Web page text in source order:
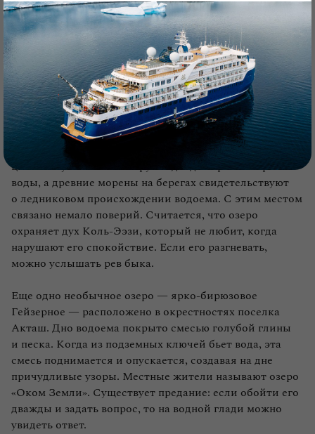
м. Чтобы дойти сюда, нужно преодолеть более 12 км
через каменистую местность сморенами
и ручьями.
Озеро вызывало у местных жителей,ойратов,
страх
и одновременно большой интерес. Коренные алтайцы
до сих пор неохотно идут к водоему, считая его
воротами в мир духов и местом обитания злых
существ, которые отбирают силы у человека.
Кучерлинское озеро у подножия северного склона
Катунского хребта отличается бирюзово‑лазурным
цветом. Густые леса вокруг подходят прямо к кромке
воды, а древние морены на берегах свидетельствуют
о ледниковом происхождении водоема. С этим местом
связано немало поверий. Считается, что озеро
охраняет дух Коль‑Ээзи, который не любит, когда
нарушают его спокойствие. Если его разгневать,
можно услышать рев быка.
Еще одно необычное озеро — ярко‑бирюзовое
Гейзерное — расположено в окрестностях поселка
Акташ. Дно водоема покрыто смесью голубой глины
и песка. Когда из подземных ключей бьет вода, эта
смесь поднимается и опускается, создавая на дне
причудливые узоры. Местные жители называют озеро
«Оком Земли». Существует предание: если обойти его
дважды и задать вопрос, то на водной глади можно
увидеть ответ.